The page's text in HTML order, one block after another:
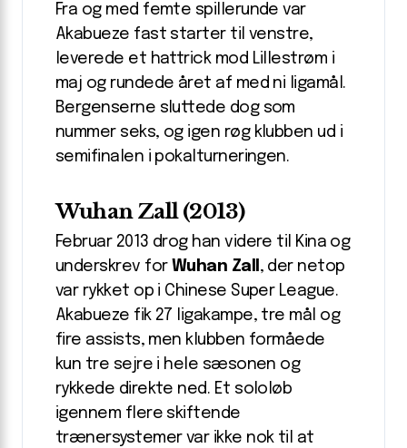
Fra og med femte spillerunde var
Akabueze fast starter til venstre,
leverede et hattrick mod Lillestrøm i
maj og rundede året af med ni ligamål.
Bergenserne sluttede dog som
nummer seks, og igen røg klubben ud i
semifinalen i pokalturneringen.
Wuhan Zall (2013)
Februar 2013 drog han videre til Kina og
underskrev for Wuhan Zall , der netop
var rykket op i Chinese Super League.
Akabueze fik 27 ligakampe, tre mål og
fire assists, men klubben formåede
kun tre sejre i hele sæsonen og
rykkede direkte ned. Et sololøb
igennem flere skiftende
trænersystemer var ikke nok til at